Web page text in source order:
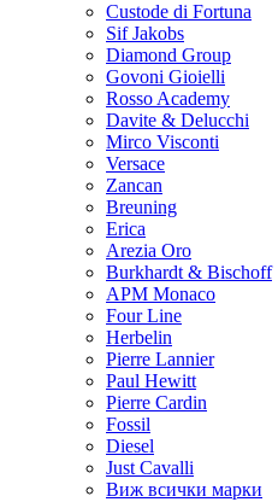
Custode di Fortuna
Sif Jakobs
Diamond Group
Govoni Gioielli
Rosso Academy
Davite & Delucchi
Mirco Visconti
Versace
Zancan
Breuning
Erica
Arezia Oro
Burkhardt & Bischoff
APM Monaco
Four Line
Herbelin
Pierre Lannier
Paul Hewitt
Pierre Cardin
Fossil
Diesel
Just Cavalli
Виж всички марки